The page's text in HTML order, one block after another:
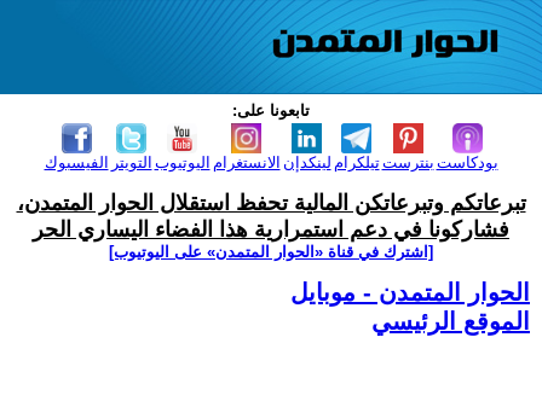
تابعونا على:
الفيسبوك التويتر اليوتيوب الانستغرام لينكدإن تيلكرامبنترست بودكاست
تبرعاتكم وتبرعاتكن المالية تحفظ استقلال الحوار المتمدن،
فشاركونا في دعم استمرارية هذا الفضاء اليساري الحر
[اشترك في قناة ‫«الحوار المتمدن» على اليوتيوب]
الحوار المتمدن - موبايل
الموقع الرئيسي